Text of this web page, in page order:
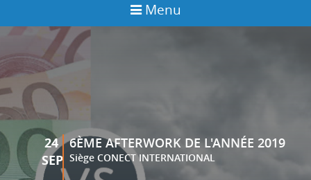
Menu
24
SEP
6ÈME AFTERWORK DE L'ANNÉE 2019
Siège CONECT INTERNATIONAL